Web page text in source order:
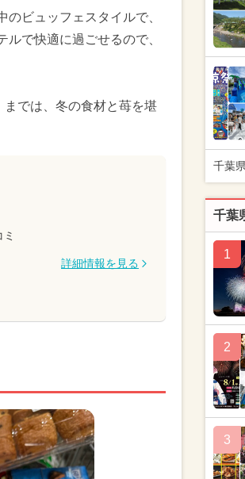
ビュッフェスタイルで、
で快適に過ごせるので、
では、冬の食材と苺を堪
詳細情報を見る
千葉
千葉
1
2
3